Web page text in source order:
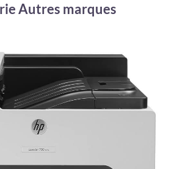
Autres marques